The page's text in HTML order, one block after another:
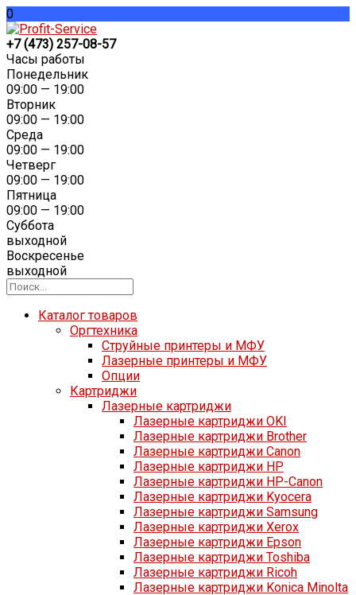
0
+7 (473) 257-08-57
Часы работы
Понедельник
09:00 — 19:00
Вторник
09:00 — 19:00
Среда
09:00 — 19:00
Четверг
09:00 — 19:00
Пятница
09:00 — 19:00
Суббота
выходной
Воскресенье
выходной
Каталог товаров
Оргтехника
Струйные принтеры и МФУ
Лазерные принтеры и МФУ
Опции
Картриджи
Лазерные картриджи
Лазерные картриджи OKI
Лазерные картриджи Brother
Лазерные картриджи Canon
Лазерные картриджи HP
Лазерные картриджи HP-Canon
Лазерные картриджи Kyocera
Лазерные картриджи Samsung
Лазерные картриджи Xerox
Лазерные картриджи Epson
Лазерные картриджи Toshiba
Лазерные картриджи Ricoh
Лазерные картриджи Konica Minolta